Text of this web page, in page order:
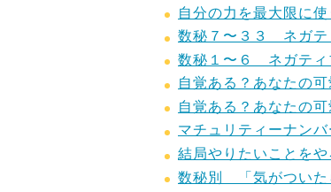
自分の力を最大限に
数秘７〜３３ ネガテ
数秘１〜６ ネガティ
自覚ある？あなたの
自覚ある？あなたの
マチュリティーナン
結局やりたいことを
数秘別 「気がついた